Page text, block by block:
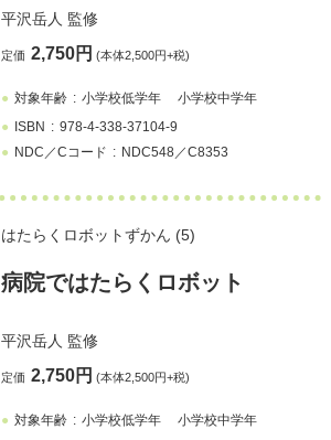
平沢岳人 監修
定価 2,750円 (本体2,500円+税)
対象年齢 小学校低学年
小学校中学年
ISBN
978-4-338-37104-9
NDC／Cコード
NDC548／C8353
はたらくロボットずかん (5)
病院ではたらくロボット
平沢岳人 監修
定価 2,750円 (本体2,500円+税)
対象年齢 小学校低学年
小学校中学年